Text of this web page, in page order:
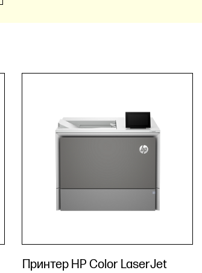
Принтер HP Color LaserJet